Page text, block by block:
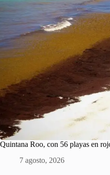
Quintana Roo, con 56 playas en
7 agosto, 2026